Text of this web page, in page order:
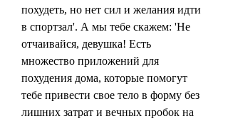
похудеть, но нет сил и желания идти
в спортзал'. А мы тебе скажем: 'Не
отчаивайся, девушка! Есть
множество приложений для
похудения дома, которые помогут
тебе привести свое тело в форму без
лишних затрат и вечных пробок на